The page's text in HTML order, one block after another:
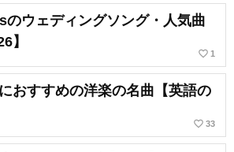
ウェディングソング・人気曲
】
favorite_border 1
おすすめの洋楽の名曲【英語の
favorite_border 33